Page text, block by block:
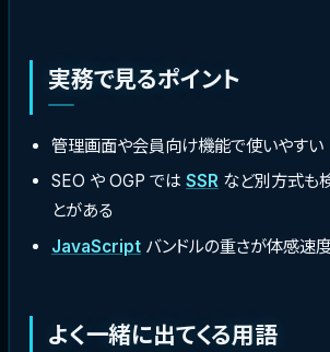
実務で見るポイント
管理画面や会員向け機能で使いやすい
SEO や OGP では SSRなど別方式も
とがある
JavaScriptバンドルの重さが体感速
よく一緒に出てくる用語